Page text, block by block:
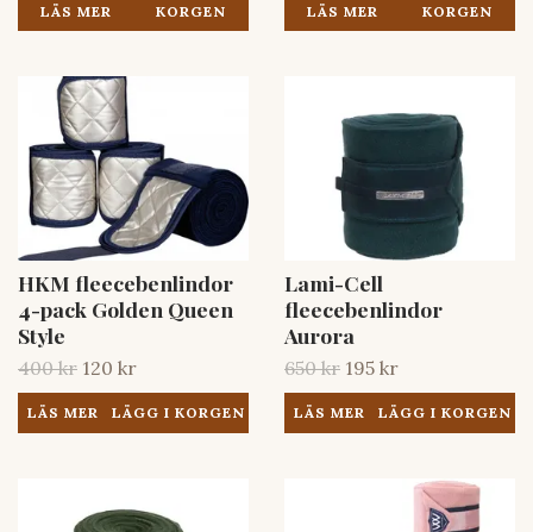
LÄS MER
KORGEN
LÄS MER
KORGEN
HKM fleecebenlindor
4-pack Golden Queen
Style
400 kr 120 kr
LÄS MER
Lami-Cell
fleecebenlindor
Aurora
650 kr 195 kr
LÄS MER